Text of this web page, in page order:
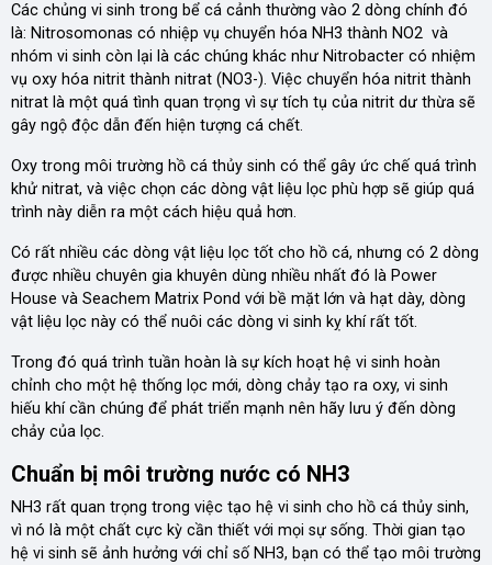
Các chủng vi sinh trong bể cá cảnh thường vào 2 dòng chính đó
là: Nitrosomonas có nhiệp vụ chuyển hóa NH3 thành NO2 và
nhóm vi sinh còn lại là các chúng khác như Nitrobacter có nhiệm
vụ oxy hóa nitrit thành nitrat (NO3-). Việc chuyển hóa nitrit thành
nitrat là một quá tình quan trọng vì sự tích tụ của nitrit dư thừa sẽ
gây ngộ độc dẫn đến hiện tượng cá chết.
Oxy trong môi trường hồ cá thủy sinh có thể gây ức chế quá trình
khử nitrat, và việc chọn các dòng vật liệu lọc phù hợp sẽ giúp quá
trình này diễn ra một cách hiệu quả hơn.
Có rất nhiều các dòng vật liệu lọc tốt cho hồ cá, nhưng có 2 dòng
được nhiều chuyên gia khuyên dùng nhiều nhất đó là Power
House và Seachem Matrix Pond với bề mặt lớn và hạt dày, dòng
vật liệu lọc này có thể nuôi các dòng vi sinh kỵ khí rất tốt.
Trong đó quá trình tuần hoàn là sự kích hoạt hệ vi sinh hoàn
chỉnh cho một hệ thống lọc mới, dòng chảy tạo ra oxy, vi sinh
hiếu khí cần chúng để phát triển mạnh nên hãy lưu ý đến dòng
chảy của lọc.
Chuẩn bị môi trường nước có NH3
NH3 rất quan trọng trong việc tạo hệ vi sinh cho hồ cá thủy sinh,
vì nó là một chất cực kỳ cần thiết với mọi sự sống. Thời gian tạo
hệ vi sinh sẽ ảnh hưởng với chỉ số NH3, bạn có thể tạo môi trường